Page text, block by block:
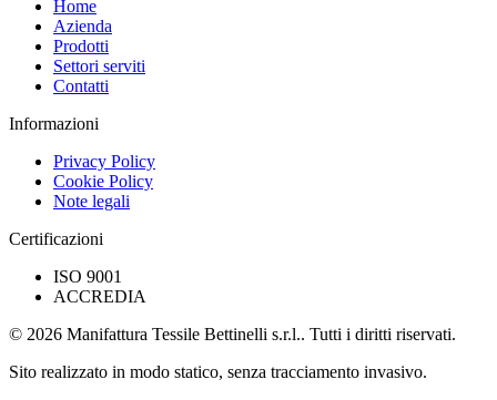
Home
Azienda
Prodotti
Settori serviti
Contatti
Informazioni
Privacy Policy
Cookie Policy
Note legali
Certificazioni
ISO 9001
ACCREDIA
© 2026 Manifattura Tessile Bettinelli s.r.l.. Tutti i diritti riservati.
Sito realizzato in modo statico, senza tracciamento invasivo.